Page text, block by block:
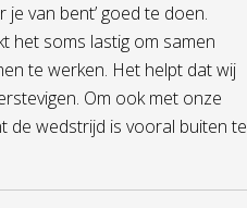
van bent’ goed te doen.
het soms lastig om samen
te werken. Het helpt dat wij
Om ook met onze
de wedstrijd is vooral buiten te